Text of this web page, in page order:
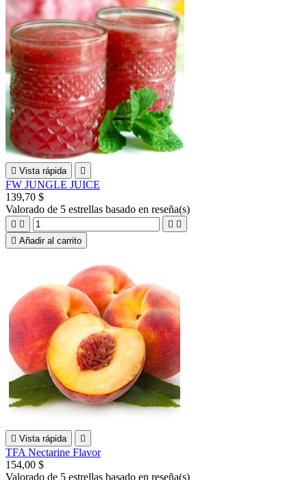
 Vista rápida 
FW JUNGLE JUICE
139,70 $
Valorado de 5 estrellas basado en reseña(s)
   
 Añadir al carrito
 Vista rápida 
TFA Nectarine Flavor
154,00 $
Valorado de 5 estrellas basado en reseña(s)